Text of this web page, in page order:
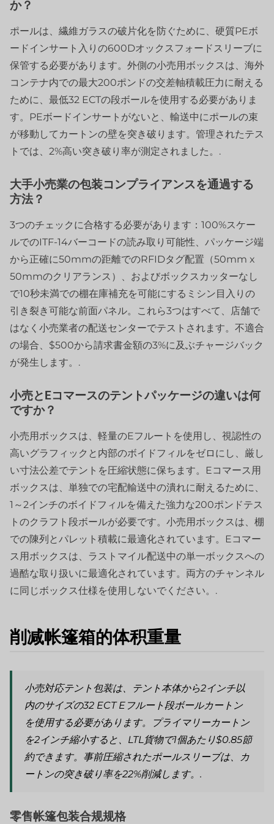
か？
ポールは、繊維ガラスの破片化を防ぐために、硬質PEボ
ードインサート入りの600Dオックスフォードスリーブに
保管する必要があります。外側の小売用ボックスは、海外
コンテナ内での最大200ポンドの交差軸積載圧力に耐える
ために、最低32 ECTの段ボールを使用する必要がありま
す。PEボードインサートがないと、輸送中にポールの束
が移動してカートンの壁を突き破ります。管理されたテス
トでは、2%高い突き破り率が測定されました。.
大手小売業の包装コンプライアンスを通過する
方法？
3つのチェックに合格する必要があります：100%スケー
ルでのITF-14バーコードの読み取り可能性、パッケージ端
から正確に50mmの距離でのRFIDタグ配置（50mm x
50mmのクリアランス）、およびボックスカッターなし
で10秒未満での棚在庫補充を可能にするミシン目入りの
引き裂き可能な前面パネル。これら3つはすべて、店舗で
はなく小売業者の配送センターでテストされます。不適合
の場合、$500から請求書金額の3%に及ぶチャージバック
が発生します。.
小売とEコマースのテントパッケージの違いは何
ですか？
小売用ボックスは、軽量のEフルートを使用し、視認性の
高いグラフィックと内部のボイドフィルをゼロにし、厳し
い寸法公差でテントを圧縮状態に保ちます。Eコマース用
ボックスは、単独での宅配輸送中の潰れに耐えるために、
1～2インチのボイドフィルを備えた強力な200ポンドテス
トのクラフト段ボールが必要です。小売用ボックスは、棚
での陳列とパレット積載に最適化されています。Eコマー
ス用ボックスは、ラストマイル配送中の単一ボックスへの
過酷な取り扱いに最適化されています。両方のチャンネル
に同じボックス仕様を使用しないでください。.
削减帐篷箱的体积重量
小売対応テント包装は、テント本体から2インチ以
内のサイズの32 ECT Eフルート段ボールカートン
を使用する必要があります。プライマリーカートン
を2インチ縮小すると、LTL貨物で1個あたり$0.85節
約できます。事前圧縮されたポールスリーブは、カ
ートンの突き破り率を22%削減します。.
零售帐篷包装合规规格